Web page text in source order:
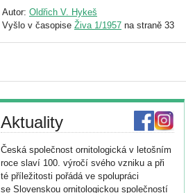
Autor: Oldřich V. Hykeš
Vyšlo v časopise Živa 1/1957 na straně 33
Aktuality
Česká společnost ornitologická v letošním
roce slaví 100. výročí svého vzniku a při
té příležitosti pořádá ve spolupráci
se Slovenskou ornitologickou společností